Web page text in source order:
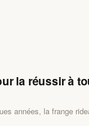
la réussir à
années, la frange